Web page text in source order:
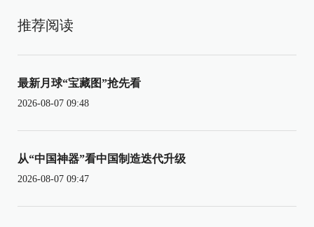
推荐阅读
最新月球“宝藏图”抢先看
2026-08-07 09:48
从“中国神器”看中国制造迭代升级
2026-08-07 09:47